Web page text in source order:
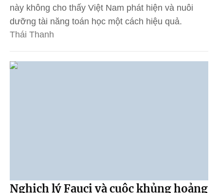
này không cho thấy Việt Nam phát hiện và nuôi
dưỡng tài năng toán học một cách hiệu quả.
Thái Thanh
Nghịch lý Fauci và cuộc khủng hoảng